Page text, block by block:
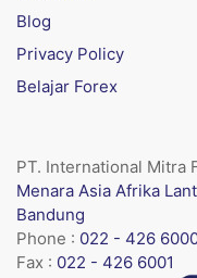
Blog
Privacy Policy
Belajar Forex
PT. International Mitra
Menara Asia Afrika
Bandung
Phone : 022 - 426
Fax : 022 - 426 6001